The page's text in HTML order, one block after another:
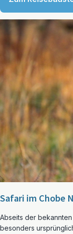
Safari im Chobe
Abseits der
besonders